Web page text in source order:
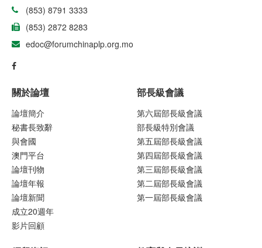
(853) 8791 3333
(853) 2872 8283
edoc@forumchinaplp.org.mo
關於論壇
論壇簡介
秘書長致辭
與會國
澳門平台
論壇刊物
論壇年報
論壇新聞
成立20週年
影片回顧
部長級會議
第六屆部長級會議
部長級特別會議
第五屆部長級會議
第四屆部長級會議
第三屆部長級會議
第二屆部長級會議
第一屆部長級會議